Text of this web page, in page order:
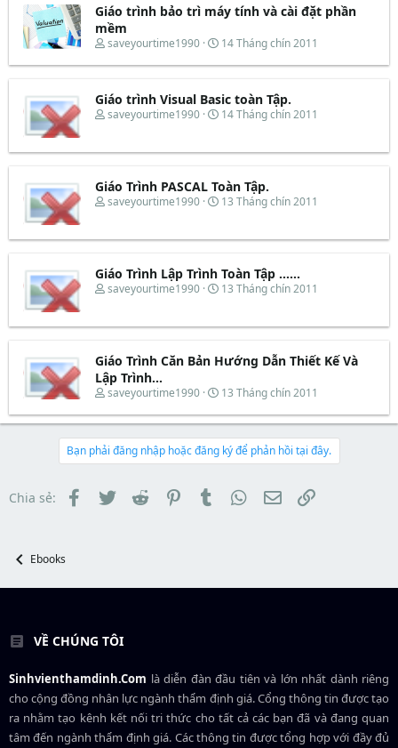
d
s
t
a
r
e
r
ắ
đ
ầ
u
Giáo trình bảo trì máy tính và cài đặt phần
mềm
T
r
a
d
a
t
e
saveyourtime1990
N
à
b
ắ
ầ
14 Tháng chín 2011
Giáo trình Visual Basic toàn Tập.
T
e
d
s
r
e
r
saveyourtime1990
N
y
ắ
t
u
14 Tháng chín 2011
Giáo Trình PASCAL Toàn Tập.
T
e
d
s
r
e
r
saveyourtime1990
N
y
ắ
t
u
13 Tháng chín 2011
Giáo Trình Lập Trình Toàn Tập ......
T
e
d
s
t
a
r
t
e
r
saveyourtime1990
N
y
ắ
đ
ầ
u
13 Tháng chín 2011
Giáo Trình Căn Bản Hướng Dẫn Thiết Kế Và
Lập Trình...
T
r
a
d
t
a
saveyourtime1990
N
à
b
ắ
13 Tháng chín 2011
Bạn phải đăng nhập hoặc đăng ký để phản hồi tại đây.
Chia sẻ: Facebook
TwitterReddit PinterestTumblr WhatsApp
EmailLink
Ebooks
VỀ CHÚNG TÔI
Sinhvienthamdinh.Com là diễn đàn đầu tiên và lớn nhất dành riêng
cho cộng đồng nhân lực ngànhthẩm định giá. Cổng thông tin được tạo
ra nhằm tạo kênh kết nối tri thức cho tất cả các bạn đã và đang quan
tâm đến ngành thẩm định giá. Các thông tin được tổng hợp với đầy đủ